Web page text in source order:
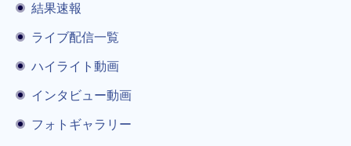
結果速報
ライブ配信一覧
ハイライト動画
インタビュー動画
フォトギャラリー